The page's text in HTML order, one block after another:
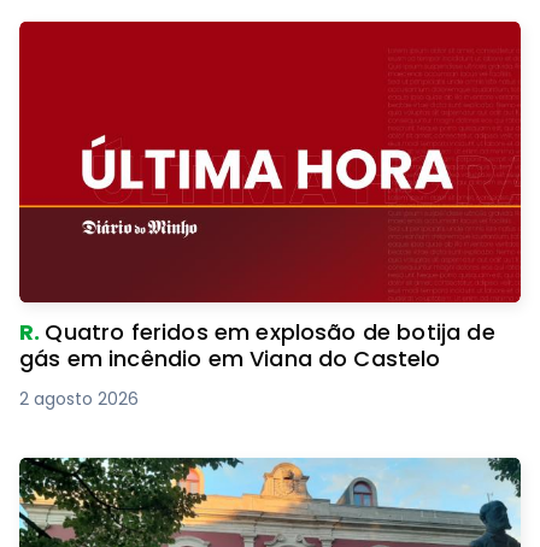
R. Quatro feridos em explosão de botija de
gás em incêndio em Viana do Castelo
2 agosto 2026